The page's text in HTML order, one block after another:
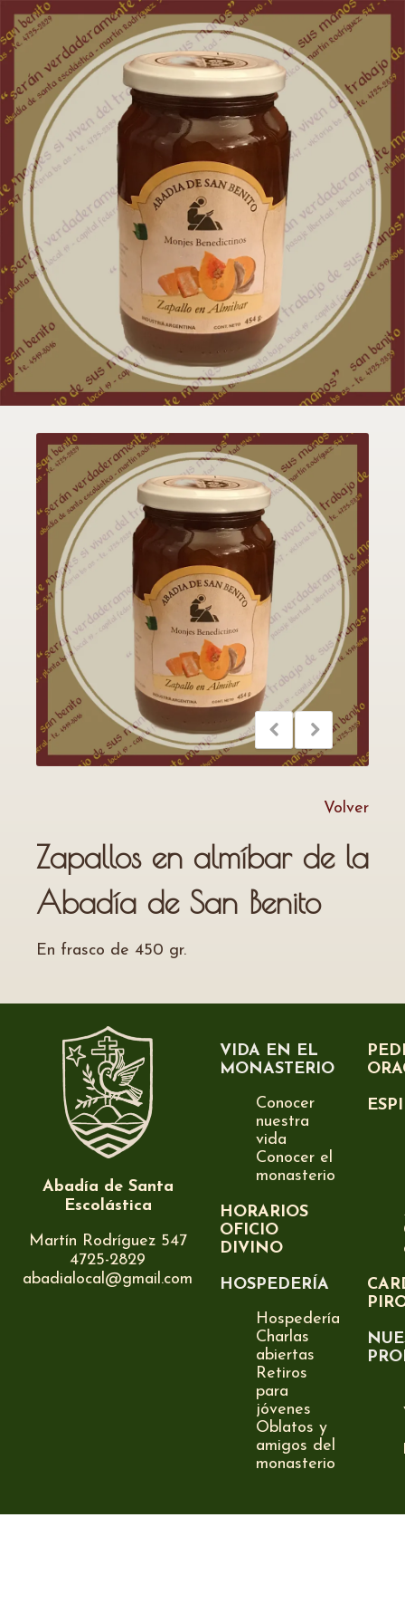
Volver
Zapallos en almíbar de la
Abadía de San Benito
En frasco de 450 gr.
Abadía de Santa
Escolástica
Martín Rodríguez 547
4725-2829
abadialocal@gmail.com
VIDA EN EL
MONASTERIO
Conocer
nuestra
vida
Conocer el
monasterio
HORARIOS
OFICIO
DIVINO
HOSPEDERÍA
Hospedería
Charlas
abiertas
Retiros
para
jóvenes
Oblatos y
amigos del
monasterio